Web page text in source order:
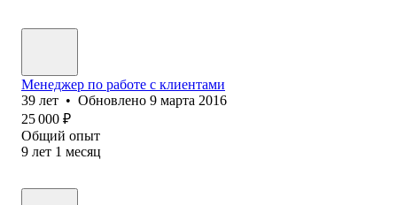
Менеджер по работе с клиентами
39 лет • Обновлено 9 марта 2016
25 000 ₽
Общий опыт
9 лет 1 месяц